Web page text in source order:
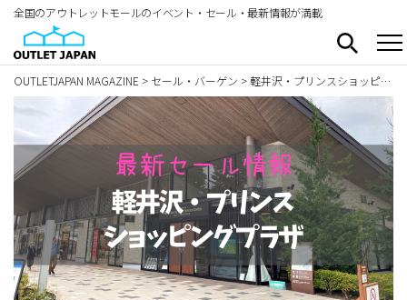
全国のアウトレットモールのイベント・セール・最新情報が満載
OUTLETJAPAN MAGAZINE > セール・バーゲン >軽井沢・プリンスショッピングプラザの最新セール情報